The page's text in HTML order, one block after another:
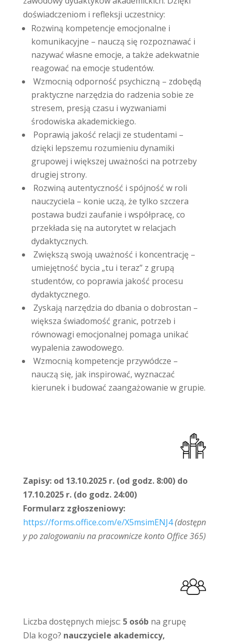
doświadczeniom i refleksji uczestnicy:
Rozwiną kompetencje emocjonalne i
komunikacyjne – nauczą się rozpoznawać i
nazywać własne emocje, a także adekwatnie
reagować na emocje studentów.
Wzmocnią odporność psychiczną – zdobędą
praktyczne narzędzia do radzenia sobie ze
stresem, presją czasu i wyzwaniami
środowiska akademickiego.
Poprawią jakość relacji ze studentami –
dzięki lepszemu rozumieniu dynamiki
grupowej i większej uważności na potrzeby
drugiej strony.
Rozwiną autentyczność i spójność w roli
nauczyciela – konie uczą, że tylko szczera
postawa budzi zaufanie i współpracę, co
przekłada się na autorytet w relacjach
dydaktycznych.
Zwiększą swoją uważność i koncentrację –
umiejętność bycia „tu i teraz” z grupą
studentów, co poprawia jakość procesu
dydaktycznego.
Zyskają narzędzia do dbania o dobrostan –
większa świadomość granic, potrzeb i
równowagi emocjonalnej pomaga unikać
wypalenia zawodowego.
Wzmocnią kompetencje przywódcze –
nauczą się, jak inspirować, wyznaczać
kierunek i budować zaangażowanie w grupie.
Zapisy: od 13.10.2025 r. (od godz. 8:00) do
17.10.2025 r. (do godz. 24:00)
Formularz zgłoszeniowy:
https://forms.office.com/e/X5msimENJ4(dostępn
y po zalogowaniu na pracownicze konto Office 365)
Liczba dostępnych miejsc: 5 osób na grupę
Dla kogo? nauczyciele akademiccy,